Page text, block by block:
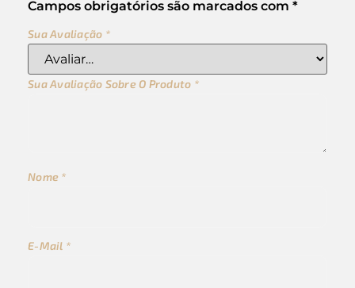
Campos obrigatórios são marcados com *
Sua Avaliação *
Sua Avaliação Sobre O Produto *
Nome *
E-Mail *